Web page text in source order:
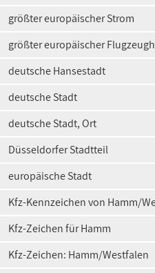
größter europäischer Strom
größter europäischer
deutsche Hansestadt
deutsche Stadt
deutsche Stadt, Ort
Düsseldorfer Stadtteil
europäische Stadt
Kfz-Kennzeichen von Hamm/
Kfz-Zeichen für Hamm
Kfz-Zeichen: Hamm/Westfalen